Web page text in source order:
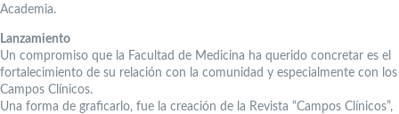
Academia.
Lanzamiento
Un compromiso que la Facultad de Medicina ha querido concretar es el
fortalecimiento de su relación con la comunidad y especialmente con los
Campos Clínicos.
Una forma de graficarlo, fue la creación de la Revista “Campos Clínicos”,